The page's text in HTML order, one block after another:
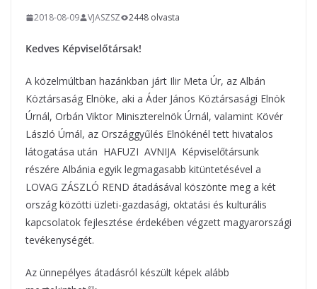
2018-08-09 VJASZSZ 2448 olvasta
Kedves Képviselőtársak!
A közelmúltban hazánkban járt Ilir Meta Úr, az Albán
Köztársaság Elnöke, aki a Áder János Köztársasági Elnök
Úrnál, Orbán Viktor Miniszterelnök Úrnál, valamint Kövér
László Úrnál, az Országgyűlés Elnökénél tett hivatalos
látogatása után HAFUZI AVNIJA Képviselőtársunk
részére Albánia egyik legmagasabb kitüntetésével a
LOVAG ZÁSZLÓ REND átadásával köszönte meg a két
ország közötti üzleti-gazdasági, oktatási és kulturális
kapcsolatok fejlesztése érdekében végzett magyarországi
tevékenységét.
Az ünnepélyes átadásról készült képek alább